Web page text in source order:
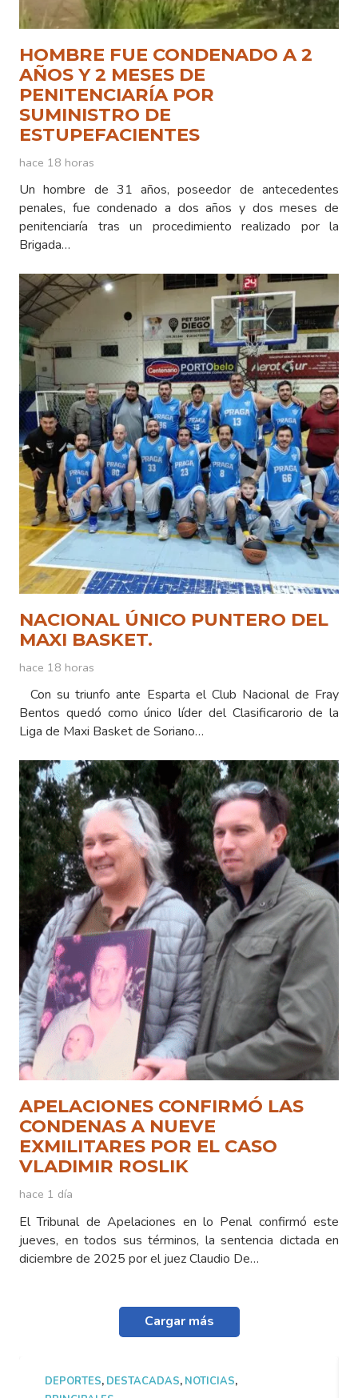
HOMBRE FUE CONDENADO A 2
AÑOS Y 2 MESES DE
PENITENCIARÍA POR
SUMINISTRO DE
ESTUPEFACIENTES
hace 18 horas
Un hombre de 31 años, poseedor de antecedentes
penales, fue condenado a dos años y dos meses de
penitenciaría tras un procedimiento realizado por la
Brigada…
NACIONAL ÚNICO PUNTERO DEL
MAXI BASKET.
hace 18 horas
Con su triunfo ante Esparta el Club Nacional de Fray
Bentos quedó como único líder del Clasificarorio de la
Liga de Maxi Basket de Soriano…
APELACIONES CONFIRMÓ LAS
CONDENAS A NUEVE
EXMILITARES POR EL CASO
VLADIMIR ROSLIK
hace 1 día
El Tribunal de Apelaciones en lo Penal confirmó este
jueves, en todos sus términos, la sentencia dictada en
diciembre de 2025 por el juez Claudio De…
Cargar más
DEPORTES, DESTACADAS, NOTICIAS,